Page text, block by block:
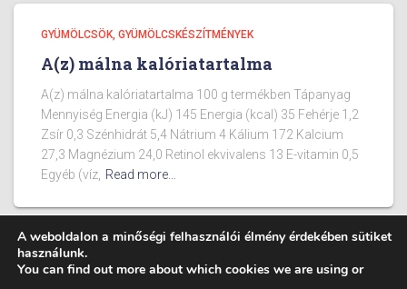
GYÜMÖLCSÖK, GYÜMÖLCSKÉSZÍTMÉNYEK
A(z) málna kalóriatartalma
A(z) málna kalóriatartalma 100 g termékben Tápanyag
Mennyiség Energia (kJ) 145 Energia (kcal) 35 Fehérje 1,2
Zsír 0,3 Szénhidrát 5,4 Nátrium 4 Kálium 172 Kalcium
27,3 Magnézium 24,0 Retinol ekvivalens 13 E-vitamin 0,5
Egyéb (víz, Read more…
A weboldalon a minőségi felhasználói élmény érdekében sütiket
használunk.
You can find out more about which cookies we are using or